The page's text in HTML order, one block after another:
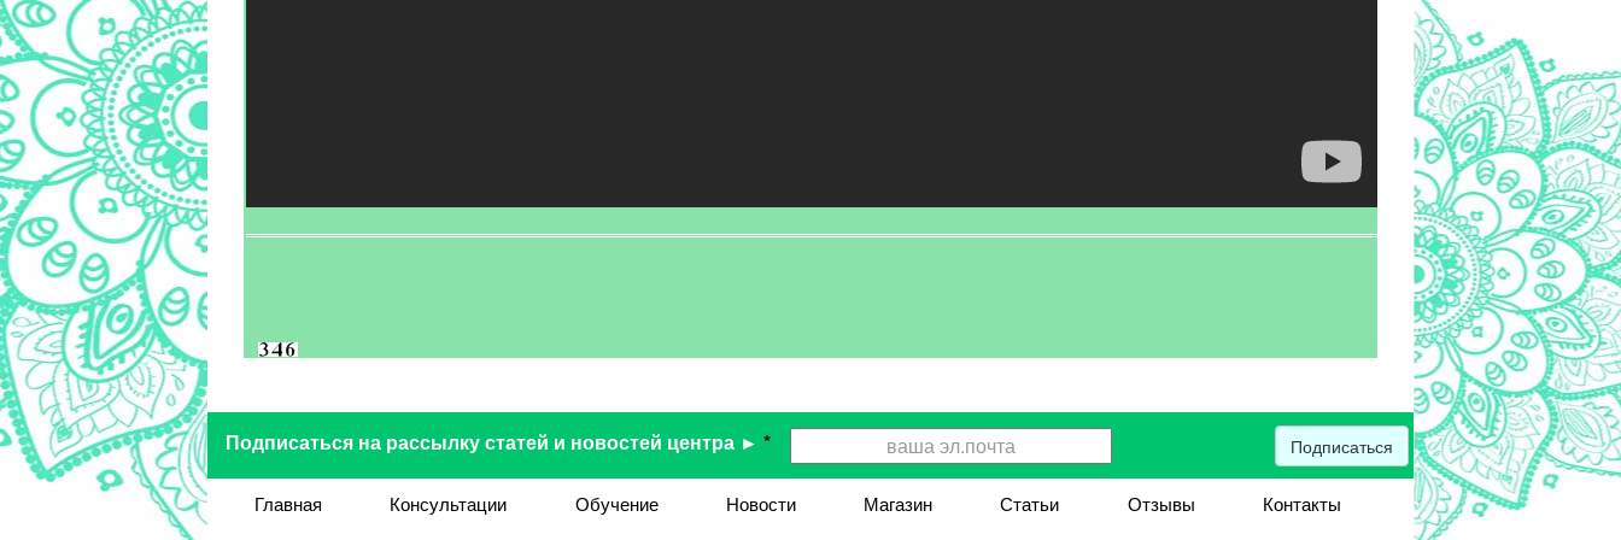
Подписаться на рассылку статей и новостей центра ► * Подписаться
Главная Консультации Обучение Новости Магазин Статьи Отзывы Контакты